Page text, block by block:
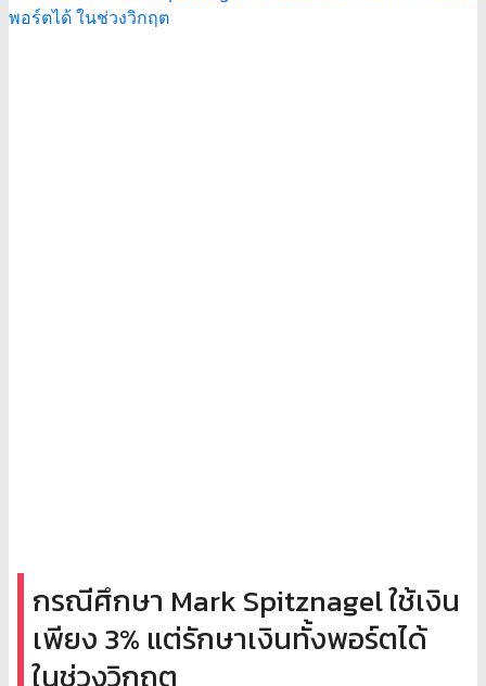
กรณีศึกษา Mark Spitznagel ใช้เงิน
เพียง 3% แต่รักษาเงินทั้งพอร์ตได้
ในช่วงวิกฤต